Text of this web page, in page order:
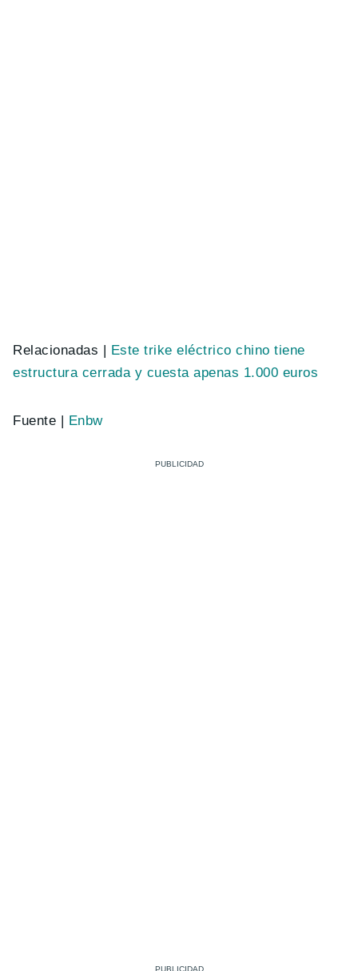
Relacionadas | Este trike eléctrico chino tiene
estructura cerrada y cuesta apenas 1.000 euros
Fuente | Enbw